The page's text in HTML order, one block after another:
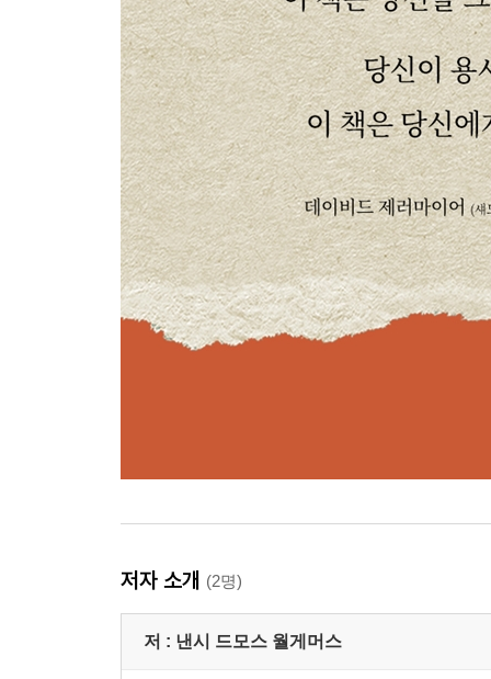
저자 소개 (2명)
저 : 낸시 드모스 월게머스